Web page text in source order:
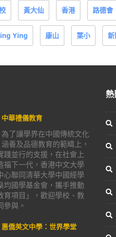
黃大仙 香港 路德會
Ying 康山 葉小 新
中華禮儀教育
為了讓學界在中國傳統文化
涵養及品德教育的範疇上，
踐並行的支援，在社會上
福下一代，香港中文大學
心聯同清華大學中國經學
均國學基金會，攜手推動
育項目」，歡迎學校、教
參與。
惠僑英文中學：世界學堂
熱